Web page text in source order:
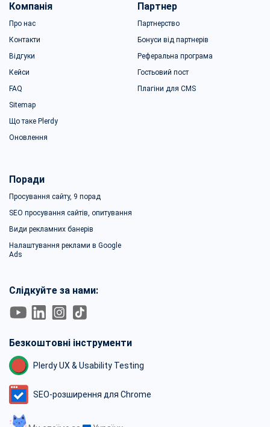
Компанія
Про нас
Контакти
Відгуки
Кейси
FAQ
Sitemap
Що таке Plerdy
Оновлення
Партнер
Партнерство
Бонуси від партнерів
Реферальна програма
Гостьовий пост
Плагіни для CMS
Поради
Просування сайту, 9 порад
SEO просування сайтів, опитування
Види рекламних банерів
Налаштування реклами в Google
Ads
Слідкуйте за нами:
Безкоштовні інструменти
Plerdy UX & Usability Testing
SEO-розширення для Chrome